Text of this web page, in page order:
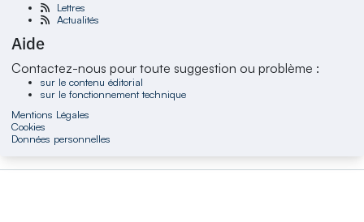
Lettres
Actualités
Aide
Contactez-nous pour toute suggestion ou problème :
sur le contenu éditorial
sur le fonctionnement technique
Mentions Légales
Cookies
Données personnelles